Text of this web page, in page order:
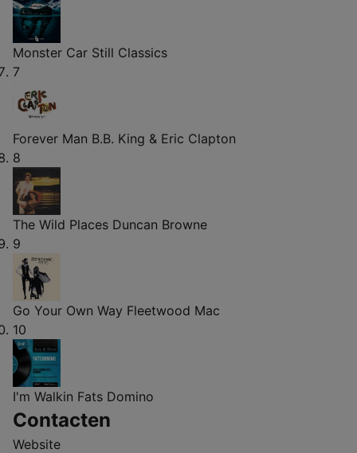
Monster Car Still Classics
7
Forever Man B.B. King & Eric Clapton
8
The Wild Places Duncan Browne
9
Go Your Own Way Fleetwood Mac
10
I'm Walkin Fats Domino
Contacten
Website